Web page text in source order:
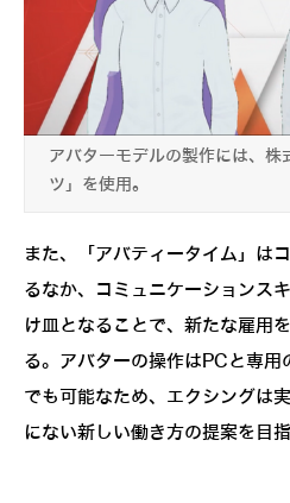
アバターモデルの製作には、
ツ」を使用。
また、「アバティータイム」は
るなか、コミュニケーションス
け皿となることで、新たな雇用
る。アバターの操作はPCと専用
でも可能なため、エクシングは
にない新しい働き方の提案を目指